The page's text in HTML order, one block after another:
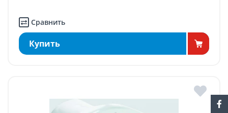
Сравнить
Купить